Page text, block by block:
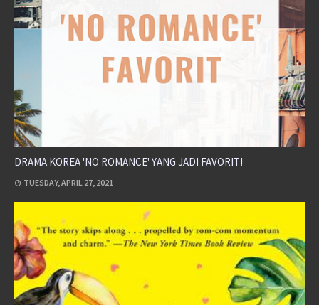
DRAMA KOREA 'NO ROMANCE' YANG JADI FAVORIT!
TUESDAY, APRIL 27, 2021